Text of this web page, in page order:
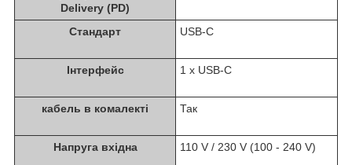
Delivery (PD)
Стандарт USB-C
Інтерфейс 1 x USB-C
кабель в комалекті Так
Напруга вхідна 110 V / 230 V (100 - 240 V)